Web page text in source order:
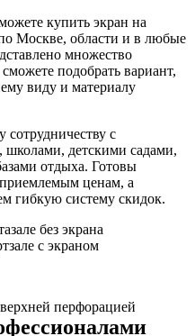
купить экран на
Москве, области и в любые
множество
подобрать вариант,
виду и материалу
с
детскими садами,
отдыха. Готовы
ценам, а
гибкую систему скидок.